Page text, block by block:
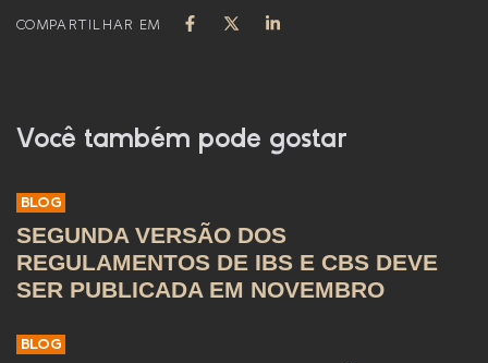
COMPARTILHAR EM
Você também pode gostar
BLOG
SEGUNDA VERSÃO DOS
REGULAMENTOS DE IBS E CBS DEVE
SER PUBLICADA EM NOVEMBRO
BLOG